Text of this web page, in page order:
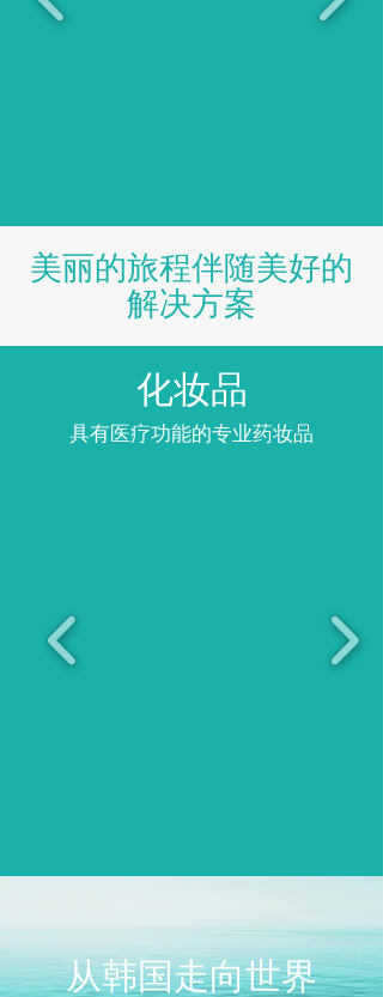
美丽的旅程伴随美好的
解决方案
化妆品
具有医疗功能的专业药妆品
从韩国走向世界